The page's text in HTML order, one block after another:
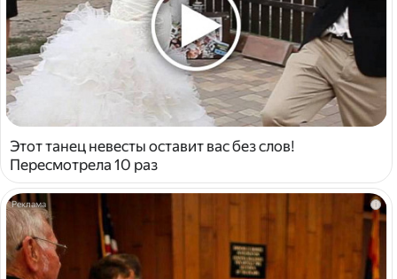
Этот танец невесты оставит вас без слов!
Пересмотрела 10 раз
i